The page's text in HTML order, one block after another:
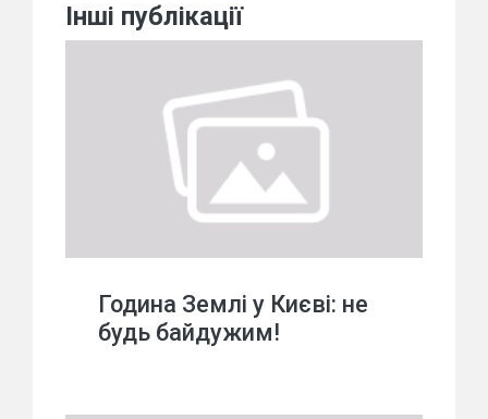
Інші публікації
Година Землі у Києві: не
будь байдужим!